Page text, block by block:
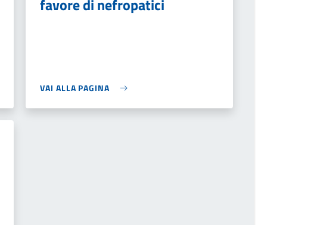
favore di nefropatici
VAI ALLA PAGINA